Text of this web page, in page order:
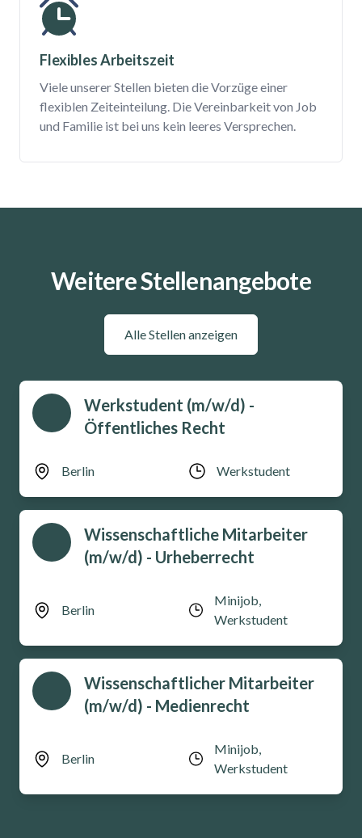
Flexibles Arbeitszeit
Viele unserer Stellen bieten die Vorzüge einer
flexiblen Zeiteinteilung. Die Vereinbarkeit von Job
und Familie ist bei uns kein leeres Versprechen.
Weitere Stellenangebote
Alle Stellen anzeigen
Werkstudent (m/w/d) -
Öffentliches Recht
Berlin Werkstudent
Wissenschaftliche Mitarbeiter
(m/w/d) - Urheberrecht
Berlin
Minijob,
Werkstudent
Wissenschaftlicher Mitarbeiter
(m/w/d) - Medienrecht
Berlin
Minijob,
Werkstudent